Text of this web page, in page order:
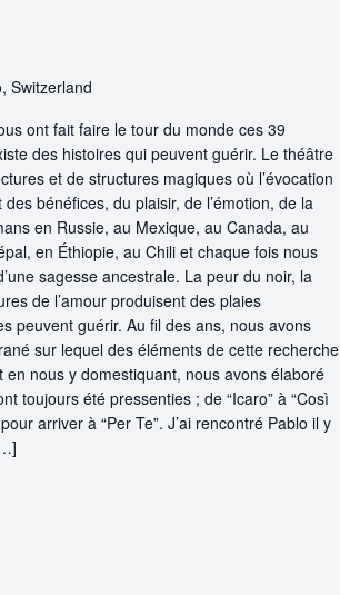
Switzerland
ont fait faire le tour du monde ces 39
des histoires qui peuvent guérir. Le théâtre
et de structures magiques où l’évocation
bénéfices, du plaisir, de l’émotion, de la
en Russie, au Mexique, au Canada, au
en Éthiopie, au Chili et chaque fois nous
sagesse ancestrale. La peur du noir, la
de l’amour produisent des plaies
peuvent guérir. Au fil des ans, nous avons
sur lequel des éléments de cette recherche
nous y domestiquant, nous avons élaboré
toujours été pressenties ; de “Icaro” à “Così
arriver à “Per Te”. J’ai rencontré Pablo il y